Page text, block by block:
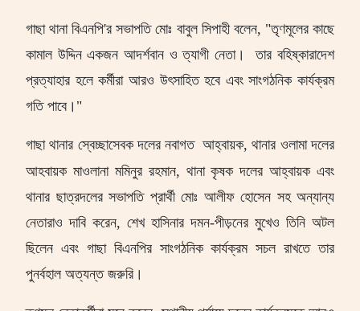
গাছা থানা বিএনপি'র সভাপতি মোঃ বাবুল সিপাহী বলেন, "তৃণমূলের কাছে
কামাল উদ্দিন একজন আদর্শবান ও ত্যাগী নেতা।
তার বহিষ্কারাদেশ
প্রত্যাহার হলে কর্মীরা আরও উৎসাহিত হবে এবং সাংগঠনিক কার্যক্রম
গতি পাবে।"
গাছা থানার স্বেচ্ছাসেবক দলের নবাগত আহ্বায়ক,থানার ওলামা দলের
আহবায়ক মাওলানা মমিনুর রহমান, থানা কৃষক দলের আহ্বায়ক এবং
থানার ছাত্রদলের সভাপতি প্রার্থী মোঃ আলীফ হোসেন সহ অন্যান্য
নেতারাও দাবি করেন, শেখ হাসিনার দমন-পীড়নের মুখেও তিনি অটল
ছিলেন এবং গাছা বিএনপির সাংগঠনিক কার্যক্রম সচল রাখতে তার
পুনর্বহাল অত্যন্ত জরুরি।